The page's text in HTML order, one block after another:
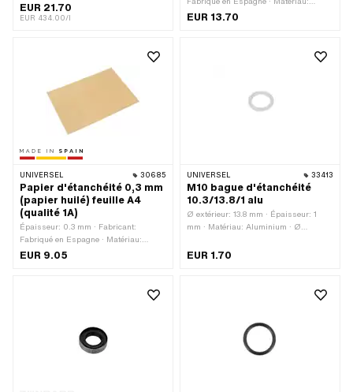
Matériau: Silicone · Contenu: 50 ml ·
EUR 21.70
EUR 434.00/l
Papier d'étanchéité · Lieu d'utilisation:
EUR 13.70
UNIVERSEL 30685
Papier d'étanchéité 0,3 mm
(papier huilé) feuille A4
(qualité 1A)
Épaisseur: 0.3 mm · Fabricant:
Fabriqué en Espagne · Matériau:
Papier d'étanchéité · Lieu d'utilisation:
EUR 9.05
UNIVERSEL 33413
M10 bague d'étanchéité
10.3/13.8/1 alu
Ø extérieur: 13.8 mm · Épaisseur: 1
mm · Matériau: Aluminium · Ø
EUR 1.70